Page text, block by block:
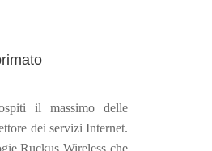
il massimo delle
dei servizi Internet.
Ruckus Wireless che